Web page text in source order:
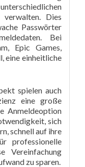
Dies
Passwörter
Bei
Epic Games,
eine einheitliche
spielen auch
eine große
Anmeldeoption
sich
schnell auf ihre
professionelle
Vereinfachung
zu sparen.